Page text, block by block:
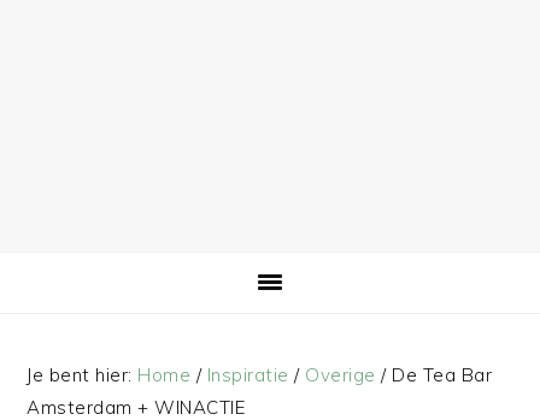
Je bent hier: Home / Inspiratie / Overige /De Tea Bar
Amsterdam + WINACTIE